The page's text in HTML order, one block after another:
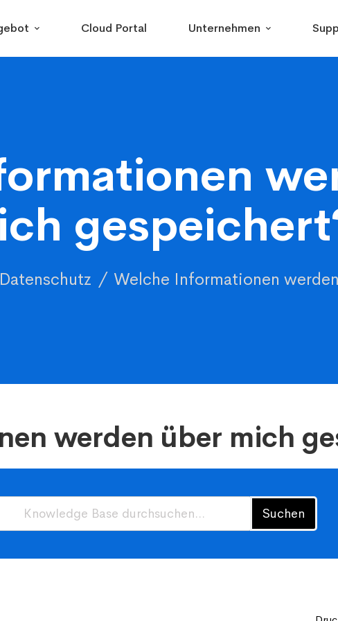
Cloud Portal Unternehmen
Datenschutz Welche Informationen
werden über mich
Suchen